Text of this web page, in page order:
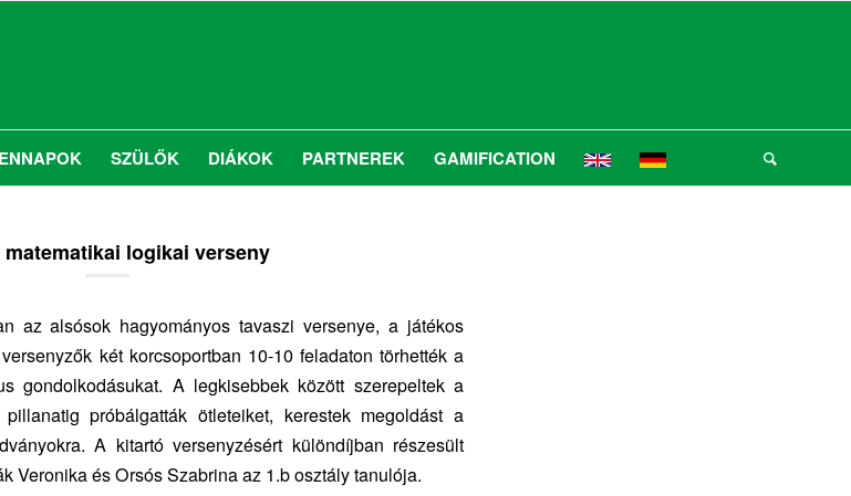
SZÜLŐK DIÁKOK PARTNEREK GAMIFICATION
logikai verseny
az alsósok hagyományos tavaszi versenye, a játékos
két korcsoportban 10-10 feladaton törhették a
gondolkodásukat. A legkisebbek között szerepeltek a
próbálgatták ötleteiket, kerestek megoldást a
A kitartó versenyzésért különdíjban részesült
Veronika és Orsós Szabrina az 1.b osztály tanulója.